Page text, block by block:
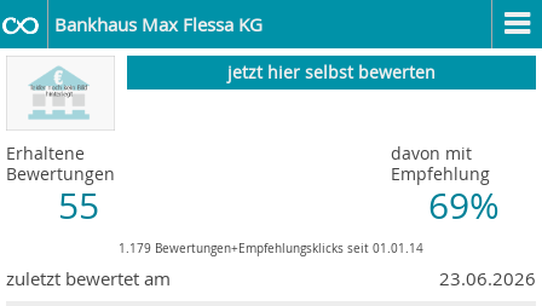
Bankhaus Max Flessa KG
jetzt hier selbst bewerten
Erhaltene
Bewertungen
55
davon mit
Empfehlung
69%
1.179 Bewertungen+Empfehlungsklicks seit 01.01.14
zuletzt bewertet am 23.06.2026